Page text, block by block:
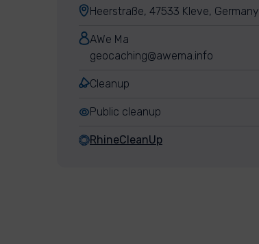
Heerstraße, 47533 Kleve, Germany
AWe Ma
geocaching@awema.info
Cleanup
Public cleanup
RhineCleanUp